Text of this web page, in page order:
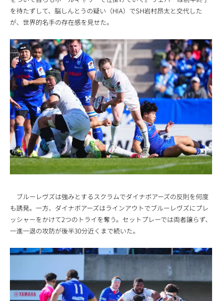
を待たずして、脳しんとうの疑い（HIA）でSH岩村昂太と交代した
が、世界的名手の存在感を見せた。
ブルーレヴズは強みとするスクラムでダイナボアーズの反則を何度
も誘発。一方、ダイナボアーズはラインアウトでブルーレヴズにプレ
ッシャーをかけて2つのトライを奪う。セットプレーでは両者譲らず、
一進一退の攻防が後半30分近くまで続いた。